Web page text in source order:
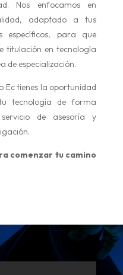
Nos enfocamos en
adaptado a tus
específicos, para que
titulación en tecnología
de especialización.
Ec tienes la oportunidad
tecnología de forma
de asesoría y
comenzar tu camino